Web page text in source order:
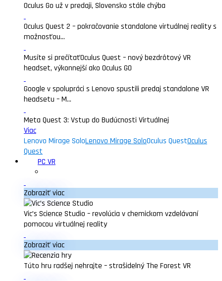
Oculus Go už v predaji, Slovensko stále chýba
Oculus Quest 2 – pokračovanie standalone virtuálnej reality s
možnosťou...
Musíte si prečítaťOculus Quest – nový bezdrôtový VR
headset, výkonnejší ako Oculus GO
Google v spolupráci s Lenovo spustili predaj standalone VR
headsetu – M...
Meta Quest 3: Vstup do Budúcnosti Virtuálnej
Viac
Lenovo Mirage SoloLenovo Mirage SoloOculus QuestOculus
Quest
PC VR
Zobraziť viac
Vic’s Science Studio – revolúcia v chemickom vzdelávaní
pomocou virtuálnej reality
Zobraziť viac
Túto hru radšej nehrajte – strašidelný The Forest VR